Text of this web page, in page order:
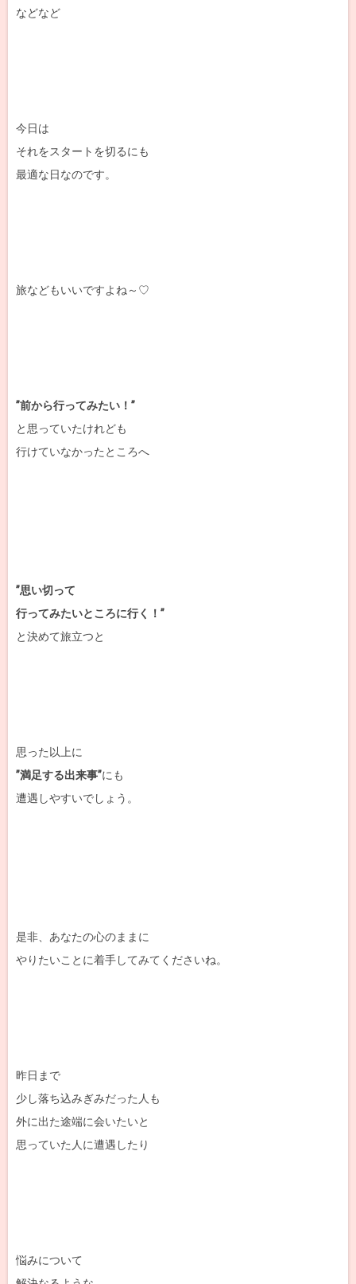
などなど
今日は
それをスタートを切るにも
最適な日なのです。
旅などもいいですよね～♡
”前から行ってみたい！”
と思っていたけれども
行けていなかったところへ
”思い切って
行ってみたいところに行く！”
と決めて旅立つと
思った以上に
”満足する出来事”にも
遭遇しやすいでしょう。
是非、あなたの心のままに
やりたいことに着手してみてくださいね。
昨日まで
少し落ち込みぎみだった人も
外に出た途端に会いたいと
思っていた人に遭遇したり
悩みについて